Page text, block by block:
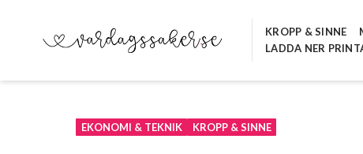
VARDAGSSAKER.SE
KROPP & SINNE
LADDA NER
EKONOMI & TEKNIK KROPP & SINNE